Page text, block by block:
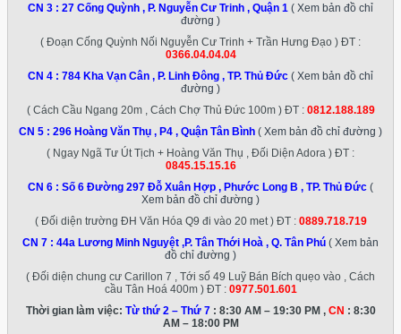
CN 3 : 27 Cống Quỳnh , P. Nguyễn Cư Trinh , Quận 1 ( Xem bản đồ chỉ
đường )
( Đoạn Cống Quỳnh Nối Nguyễn Cư Trinh + Trần Hưng Đạo ) ĐT :
0366.04.04.04
CN 4 : 784 Kha Vạn Cân , P. Linh Đông , TP. Thủ Đức ( Xem bản đồ chỉ
đường )
( Cách Cầu Ngang 20m , Cách Chợ Thủ Đức 100m ) ĐT : 0812.188.189
CN 5 : 296 Hoàng Văn Thụ , P4 , Quận Tân Bình ( Xem bản đồ chỉ đường )
( Ngay Ngã Tư Út Tịch + Hoàng Văn Thụ , Đối Diện Adora ) ĐT :
0845.15.15.16
CN 6 : Số 6 Đường 297 Đỗ Xuân Hợp , Phước Long B , TP. Thủ Đức (
Xem bản đồ chỉ đường )
( Đối diện trường ĐH Văn Hóa Q9 đi vào 20 met ) ĐT : 0889.718.719
CN 7 : 44a Lương Minh Nguyệt ,P. Tân Thới Hoà , Q. Tân Phú ( Xem bản
đồ chỉ đường )
( Đối diện chung cư Carillon 7 , Tới số 49 Luỹ Bán Bích quẹo vào , Cách
cầu Tân Hoá 400m ) ĐT : 0977.501.601
Thời gian làm việc: Từ thứ 2 – Thứ 7: 8:30 AM – 19:30 PM , CN : 8:30
AM – 18:00 PM